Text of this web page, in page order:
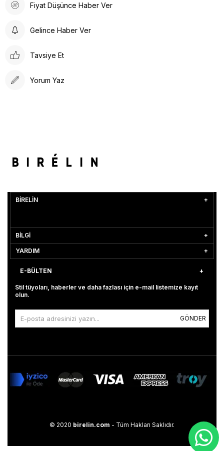
Fiyat Düşünce Haber Ver
Gelince Haber Ver
Tavsiye Et
Yorum Yaz
BİRELİN
BİLGİ
YARDIM
E-BÜLTEN
Stil tüyoları, haberler ve daha fazlası için e-mail listemize kayıt
olun.
GÖNDER
© 2020 birelin.com - Tüm Hakları Saklıdır.